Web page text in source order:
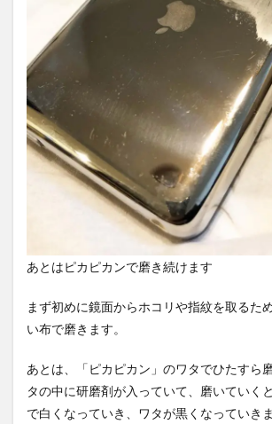
あとはピカピカンで磨き続けます
まず初めに鏡面からホコリや指紋を取るた
い布で磨きます。
あとは、「ピカピカン」のワタでひたすら
タの中に研磨剤が入っていて、磨いていく
で白くなっていき、ワタが黒くなっていきま